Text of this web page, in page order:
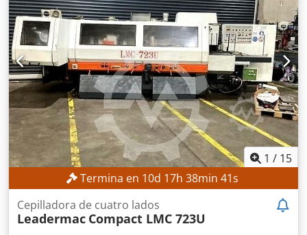
1 / 15
Termina en 10d 17h 38min 39s
Cepilladora de cuatro lados
Leadermac Compact LMC 723U